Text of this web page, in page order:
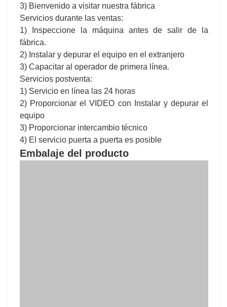
3) Bienvenido a visitar nuestra fábrica
Servicios durante las ventas:
1) Inspeccione la máquina antes de salir de la
fábrica.
2) Instalar y depurar el equipo en el extranjero
3) Capacitar al operador de primera línea.
Servicios postventa:
1) Servicio en línea las 24 horas
2) Proporcionar el VIDEO con Instalar y depurar el
equipo
3) Proporcionar intercambio técnico
4) El servicio puerta a puerta es posible
Embalaje del producto